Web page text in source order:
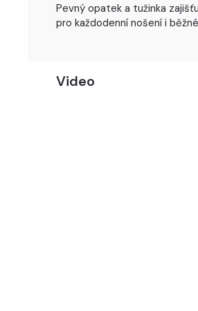
Pevný opatek a tužinka
pro každodenní nošení i
Video